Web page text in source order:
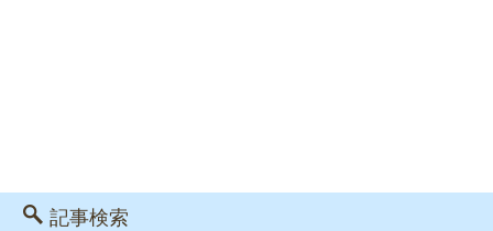
記事検索